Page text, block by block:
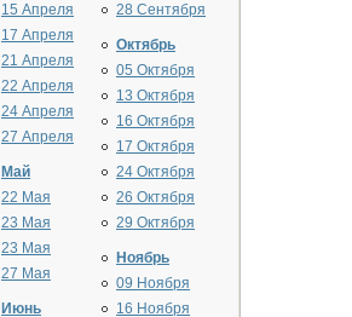
15 Апреля
17 Апреля
21 Апреля
22 Апреля
24 Апреля
27 Апреля
Май
22 Мая
23 Мая
23 Мая
27 Мая
Июнь
28 Сентября
Октябрь
05 Октября
13 Октября
16 Октября
17 Октября
24 Октября
26 Октября
29 Октября
Ноябрь
09 Ноября
16 Ноября